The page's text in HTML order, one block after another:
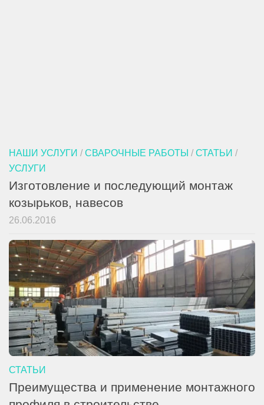
НАШИ УСЛУГИ / СВАРОЧНЫЕ РАБОТЫ / СТАТЬИ /
УСЛУГИ
Изготовление и последующий монтаж
козырьков, навесов
26.06.2016
СТАТЬИ
Преимущества и применение монтажного